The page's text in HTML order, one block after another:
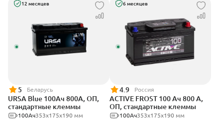
12 месяцев
5 Беларусь
URSA Blue 100Ач 800А, ОП,
стандартные клеммы
353х175х190 мм
100Ач
6 месяцев
4.9 Россия
ACTIVE FROST 100 Ач 800 А,
ОП, стандартные клеммы
353х175х190 мм
100Ач